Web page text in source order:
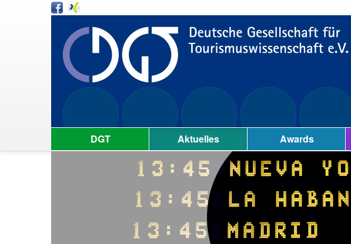
DGT Aktuelles Awards